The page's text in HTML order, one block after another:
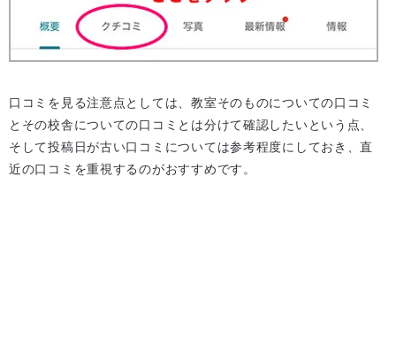
口コミを見る注意点としては、教室そのものについての口コミ
とその校舎についての口コミとは分けて確認したいという点、
そして投稿日が古い口コミについては参考程度にしておき、直
近の口コミを重視するのがおすすめです。